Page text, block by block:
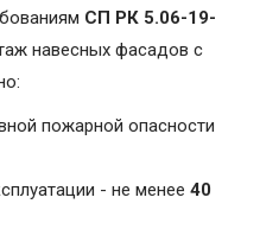
СП РК 5.06-19-
навесных фасадов с
пожарной опасности
- не менее 40